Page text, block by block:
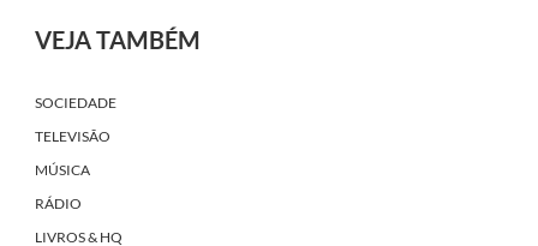
VEJA TAMBÉM
SOCIEDADE
TELEVISÃO
MÚSICA
RÁDIO
LIVROS & HQ